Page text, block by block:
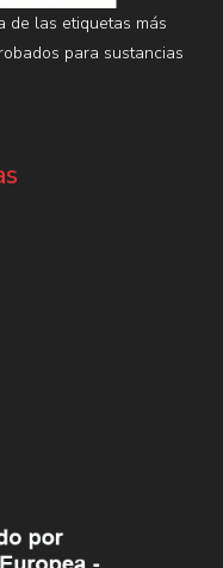
de las etiquetas más
para sustancias